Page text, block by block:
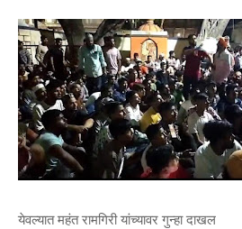
येवल्यात महंत रामगिरी यांच्यावर गुन्हा दाखल